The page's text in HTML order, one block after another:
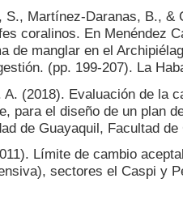
S., Martínez-Daranas, B., &
coralinos. En Menéndez
de manglar en el
(pp. 199-207). La
A. (2018). Evaluación de la
para el diseño de un plan
de Guayaquil, Facultad
Límite de cambio
sectores el Caspi y